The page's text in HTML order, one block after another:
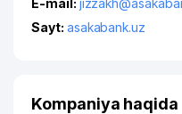
E-mail:
Sayt: asakabank.uz
Kompaniya haqida